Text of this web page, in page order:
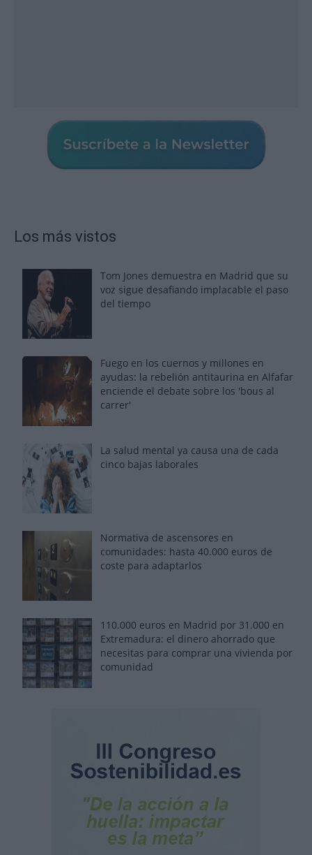
Los más vistos
Tom Jones demuestra en Madrid que su
voz sigue desafiando implacable el paso
del tiempo
Fuego en los cuernos y millones en
ayudas: la rebelión antitaurina en Alfafar
enciende el debate sobre los 'bous al
carrer'
La salud mental ya causa una de cada
cinco bajas laborales
Normativa de ascensores en
comunidades: hasta 40.000 euros de
coste para adaptarlos
110.000 euros en Madrid por 31.000 en
Extremadura: el dinero ahorrado que
necesitas para comprar una vivienda por
comunidad